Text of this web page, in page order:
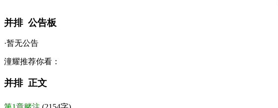
并排 公告板
·暂无公告
潼耀推荐你看：
并排 正文